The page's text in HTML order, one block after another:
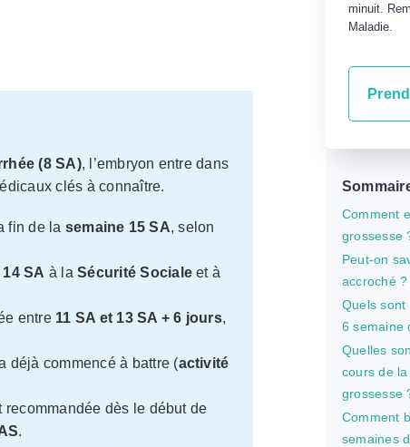
(8 SA), l’embryon entre dans
clés à connaître.
fin de la semaine 15 SA, selon
14 SA à laSécurité Socialeet à
entre 11 SA et 13 SA + 6 jours,
déjà commencé à battre (activité
recommandée dès le début de
.
minuit.
Maladie.
Comment
grossesse
Peut-on
accroché ?
Quels sont
6 semaine
Quelles
cours de
grossesse
Comment
semaines